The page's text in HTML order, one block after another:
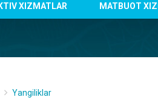
XIZMATLAR MATBUOT
Yangiliklar